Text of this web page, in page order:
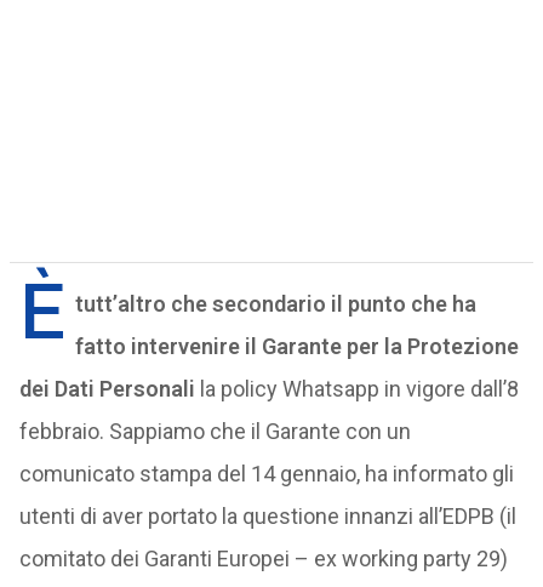
È tutt’altro che secondario il punto che ha
fatto intervenire il Garante per la Protezione
dei Dati Personali la policy Whatsapp in vigore dall’8
febbraio. Sappiamo che il Garante con un
comunicato stampa del 14 gennaio, ha informato gli
utenti di aver portato la questione innanzi all’EDPB (il
comitato dei Garanti Europei – ex working party 29)